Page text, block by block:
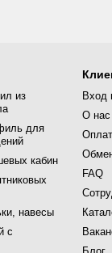
из
для
кабин
навесы
с
Вход
О нас
FAQ